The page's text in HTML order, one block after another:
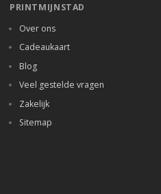
PRINTMIJNSTAD
Over ons
Cadeaukaart
Blog
Veel gestelde vragen
Zakelijk
Sitemap